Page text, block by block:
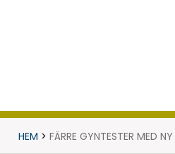
HEM > FÄRRE GYNTESTER MED